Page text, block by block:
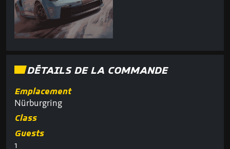
DÉTAILS DE LA COMMANDE
Emplacement
Nürburgring
Class
Guests
1